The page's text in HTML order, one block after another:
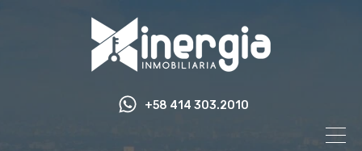
+58 414 303.2010